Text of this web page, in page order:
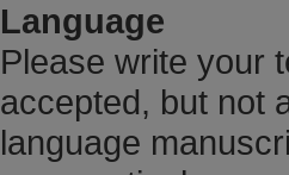
Language
Please write your
accepted, but not
language